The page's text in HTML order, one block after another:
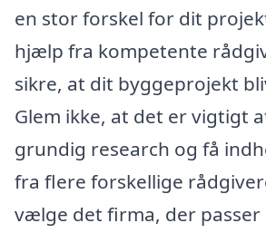
en stor forskel for dit
hjælp fra kompetente
sikre, at dit byggeprojekt
Glem ikke, at det er vigtigt
grundig research og få
fra flere forskellige
vælge det firma, der passer